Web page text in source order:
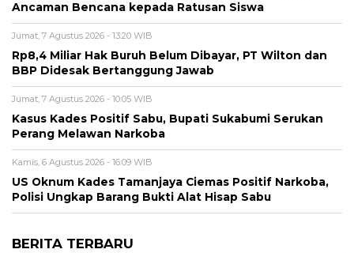
Ancaman Bencana kepada Ratusan Siswa
Jumat, 7 Agustus 2026 - 13:20 WIB
Rp8,4 Miliar Hak Buruh Belum Dibayar, PT Wilton dan
BBP Didesak Bertanggung Jawab
Jumat, 7 Agustus 2026 - 10:05 WIB
Kasus Kades Positif Sabu, Bupati Sukabumi Serukan
Perang Melawan Narkoba
Kamis, 6 Agustus 2026 - 16:09 WIB
US Oknum Kades Tamanjaya Ciemas Positif Narkoba,
Polisi Ungkap Barang Bukti Alat Hisap Sabu
BERITA TERBARU